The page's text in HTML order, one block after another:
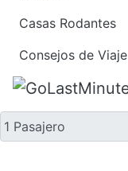
Casas Rodantes
Consejos de Viaje